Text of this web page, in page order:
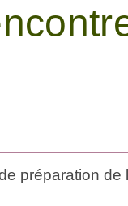
préparation de